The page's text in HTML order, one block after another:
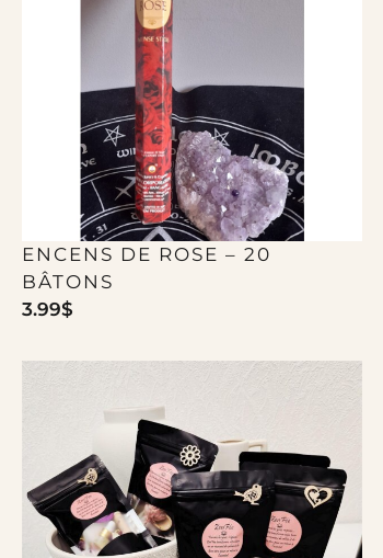
ENCENS DE ROSE – 20
BÂTONS
3.99$